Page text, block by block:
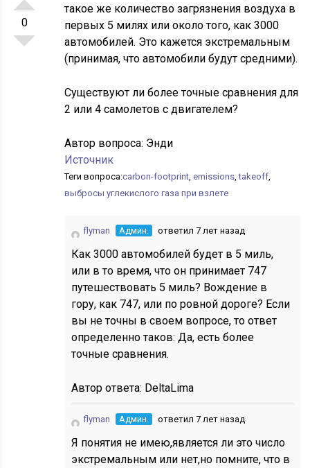
0
такое же количество загрязнения воздуха в
первых 5 милях или около того, как 3000
автомобилей. Это кажется экстремальным
(принимая, что автомобили будут средними).
Существуют ли более точные сравнения для
2 или 4 самолетов с двигателем?
Автор вопроса: Энди
Источник
Теги вопроса:carbon-footprint,emissions,takeoff,
выбросы углекислого газа при взлете
flyman Админ. ответил 7 лет назад
Как 3000 автомобилей будет в 5 миль,
или в то время, что он принимает 747
путешествовать 5 миль? Вождение в
гору, как 747, или по ровной дороге? Если
вы не точны в своем вопросе, то ответ
определенно таков: Да, есть более
точные сравнения.
Автор ответа: DeltaLima
flyman Админ. ответил 7 лет назад
Я понятия не имею,является ли это число
экстремальным или нет,но помните, что в